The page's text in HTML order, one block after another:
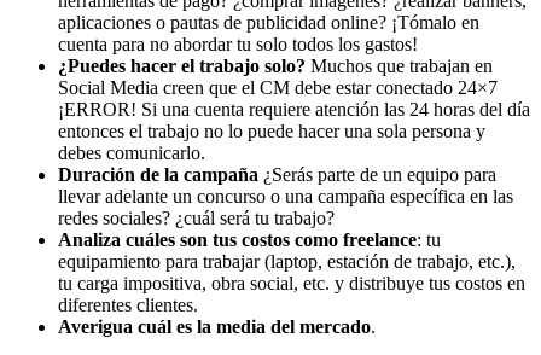
aplicaciones o pautas de publicidad online? ¡Tómalo en
cuenta para no abordar tu solo todos los gastos!
¿Puedes hacer el trabajo solo? Muchos que trabajan en
Social Media creen que el CM debe estar conectado 24×7
¡ERROR! Si una cuenta requiere atención las 24 horas del día
entonces el trabajo no lo puede hacer una sola persona y
debes comunicarlo.
Duración de la campaña ¿Serás parte de un equipo para
llevar adelante un concurso o una campaña específica en las
redes sociales? ¿cuál será tu trabajo?
Analiza cuáles son tus costos como freelance: tu
equipamiento para trabajar (laptop, estación de trabajo, etc.),
tu carga impositiva, obra social, etc. y distribuye tus costos en
diferentes clientes.
Averigua cuál es la media del mercado.